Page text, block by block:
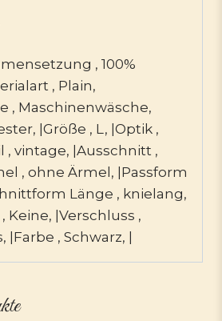
, 100%
, Plain,
, Maschinenwäsche,
|Größe , L, |Optik ,
, vintage, |Ausschnitt ,
, ohne Ärmel, |Passform
Länge , knielang,
Keine, |Verschluss ,
|Farbe , Schwarz, |